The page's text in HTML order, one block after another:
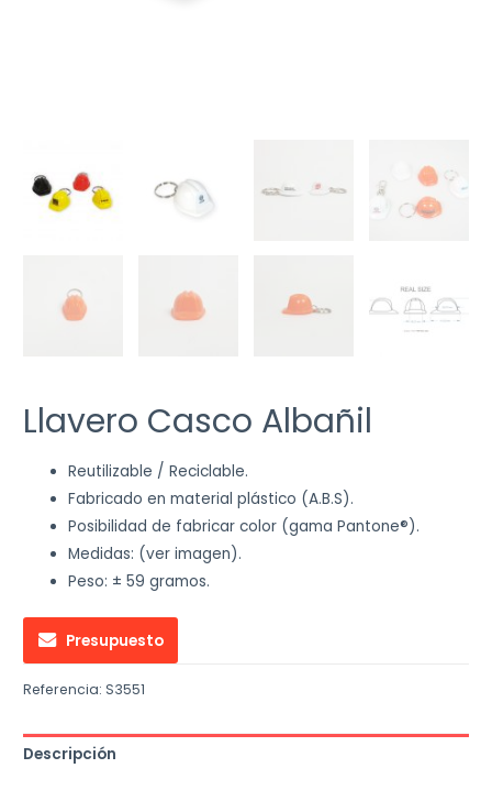
Llavero Casco Albañil
Reutilizable / Reciclable.
Fabricado en material plástico (A.B.S).
Posibilidad de fabricar color (gama Pantone®).
Medidas: (ver imagen).
Peso: ± 59 gramos.
Presupuesto
Referencia: S3551
Descripción